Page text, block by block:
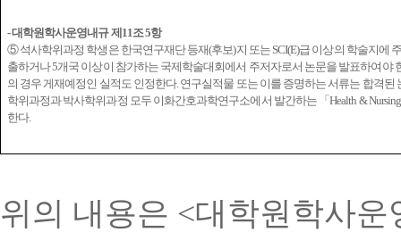
-대학원학사운영내규 제 11조5항
⑤ 석사학위과정 학생은 한국연구재단 등재(후보)지 또는 SCI(E)급 이상의 학술지에
출하거나 5개국 이상이 참가하는 국제학술대회에서 주저자로서 논문을 발표하여야
의 경우 게재예정인 실적도 인정한다. 연구실적물 또는 이를 증명하는 서류는 합격된
학위과정과 박사학위과정 모두 이화간호과학연구소에서 발간하는 「Health &
한다.
위의 내용은 <대학원학사